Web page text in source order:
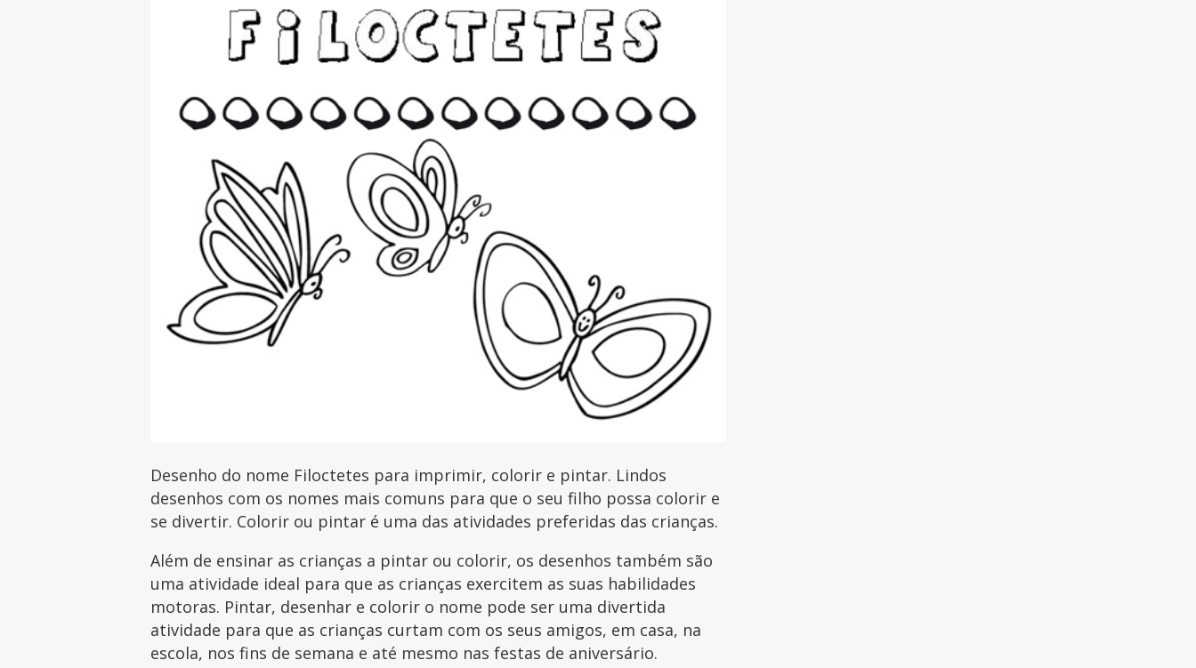
Desenho do nome Filoctetes para imprimir, colorir e pintar. Lindos
desenhos com os nomes mais comuns para que o seu filho possa colorir e
se divertir. Colorir ou pintar é uma das atividades preferidas das crianças.
Além de ensinar as crianças a pintar ou colorir, os desenhos também são
uma atividade ideal para que as crianças exercitem as suas habilidades
motoras. Pintar, desenhar e colorir o nome pode ser uma divertida
atividade para que as crianças curtam com os seus amigos, em casa, na
escola, nos fins de semana e até mesmo nas festas de aniversário.